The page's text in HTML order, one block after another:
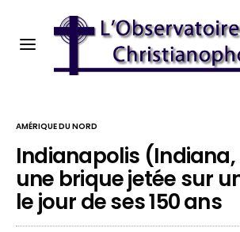
AMÉRIQUE DU NORD
Indianapolis (Indiana,
une brique jetée sur
le jour de ses 150 ans